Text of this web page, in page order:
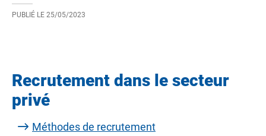
PUBLIÉ LE 25/05/2023
Recrutement dans le secteur
privé
Méthodes de recrutement